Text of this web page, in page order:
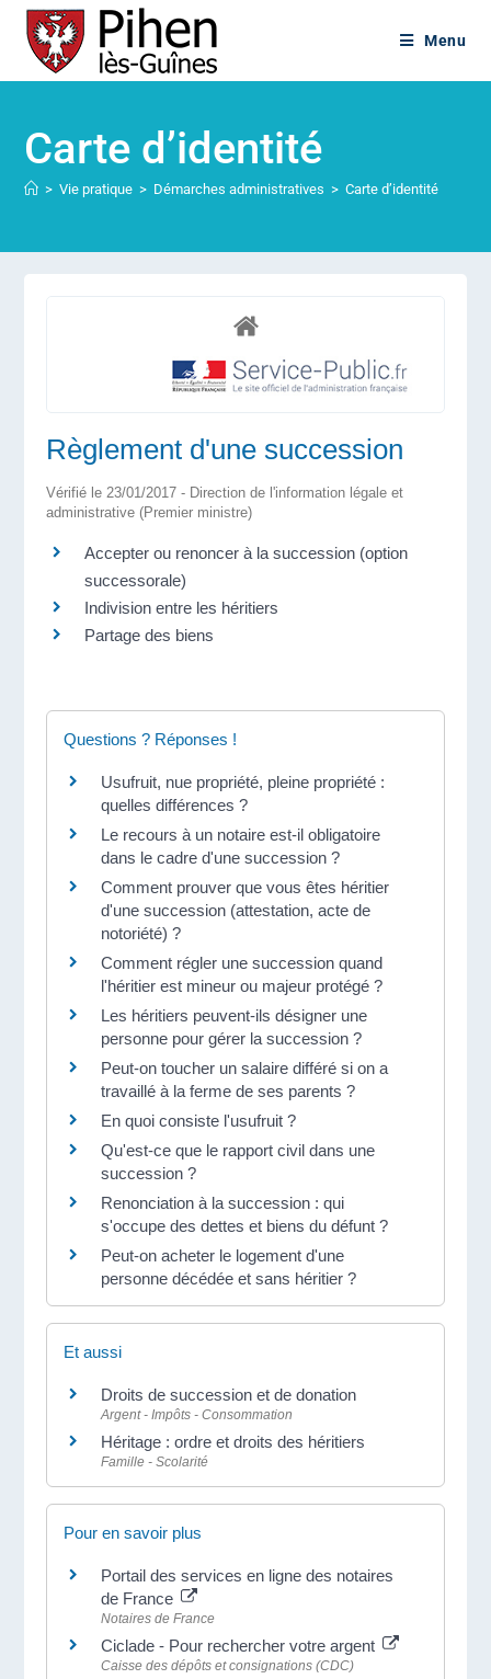
Menu
Carte d’identité
> Vie pratique > Démarches administratives > Carte d’identité
Règlement d'une succession
Vérifié le 23/01/2017 - Direction de l'information légale et
administrative (Premier ministre)
Accepter ou renoncer à la succession (option
successorale)
Indivision entre les héritiers
Partage des biens
Questions ? Réponses !
Usufruit, nue propriété, pleine propriété :
quelles différences ?
Le recours à un notaire est-il obligatoire
dans le cadre d'une succession ?
Comment prouver que vous êtes héritier
d'une succession (attestation, acte de
notoriété) ?
Comment régler une succession quand
l'héritier est mineur ou majeur protégé ?
Les héritiers peuvent-ils désigner une
personne pour gérer la succession ?
Peut-on toucher un salaire différé si on a
travaillé à la ferme de ses parents ?
En quoi consiste l'usufruit ?
Qu'est-ce que le rapport civil dans une
succession ?
Renonciation à la succession : qui
s'occupe des dettes et biens du défunt ?
Peut-on acheter le logement d'une
personne décédée et sans héritier ?
Et aussi
Droits de succession et de donation
Argent - Impôts - Consommation
Héritage : ordre et droits des héritiers
Famille - Scolarité
Pour en savoir plus
Portail des services en ligne des notaires
de France
Notaires de France
Ciclade - Pour rechercher votre argent
Caisse des dépôts et consignations (CDC)